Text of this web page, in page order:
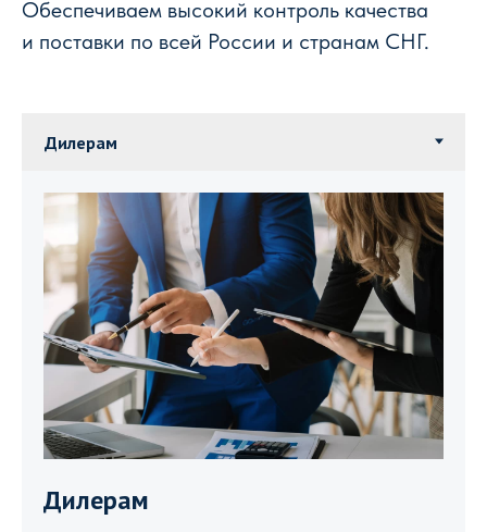
Обеспечиваем высокий контроль качества
и поставки по всей России и странам СНГ.
Дилерам